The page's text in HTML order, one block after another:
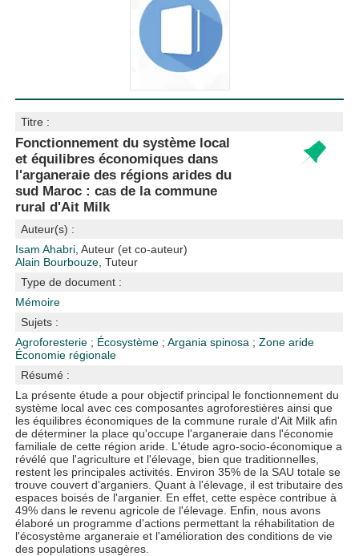
Titre :
Fonctionnement du système local
et équilibres économiques dans
l'arganeraie des régions arides du
sud Maroc : cas de la commune
rural d'Ait Milk
Auteur(s) :
Isam Ahabri , Auteur (et co-auteur)
Alain Bourbouze , Tuteur
Type de document :
Mémoire
Sujets :
Agroforesterie ; Écosystème ;Argania spinosa ;Zone aride
Économie régionale
Résumé :
La présente étude a pour objectif principal le fonctionnement du
système local avec ces composantes agroforestières ainsi que
les équilibres économiques de la commune rurale d'Ait Milk afin
de déterminer la place qu'occupe l'arganeraie dans l'économie
familiale de cette région aride. L'étude agro-socio-économique a
révélé que l'agriculture et l'élevage, bien que traditionnelles,
restent les principales activités. Environ 35% de la SAU totale se
trouve couvert d'arganiers. Quant à l'élevage, il est tributaire des
espaces boisés de l'arganier. En effet, cette espèce contribue à
49% dans le revenu agricole de l'élevage. Enfin, nous avons
élaboré un programme d'actions permettant la réhabilitation de
l'écosystème arganeraie et l'amélioration des conditions de vie
des populations usagères.